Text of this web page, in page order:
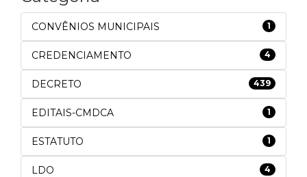
CONVÊNIOS MUNICIPAIS 1
CREDENCIAMENTO 4
DECRETO 439
EDITAIS-CMDCA 1
ESTATUTO 1
LDO 4